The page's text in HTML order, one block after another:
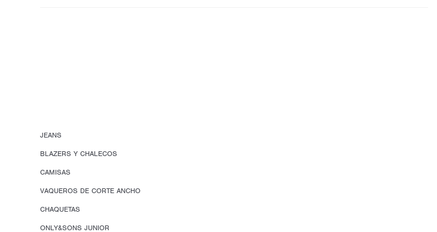
JEANS
BLAZERS Y CHALECOS
CAMISAS
VAQUEROS DE CORTE ANCHO
CHAQUETAS
ONLY&SONS JUNIOR